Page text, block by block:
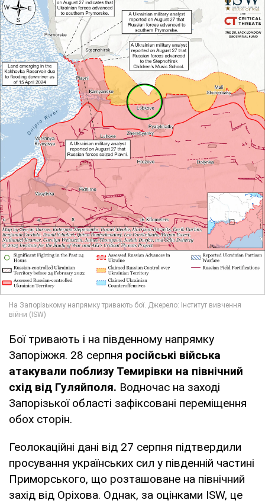
Бої тривають і на південному напрямку
Запоріжжя. 28 серпня російські війська
атакували поблизу Темирівки на північний
схід від Гуляйполя. Водночас на заході
Запорізької області зафіксовані переміщення
обох сторін.
Геолокаційні дані від 27 серпня підтвердили
просування українських сил у південній частині
Приморського, що розташоване на північний
захід від Оріхова. Однак, за оцінками ISW, це